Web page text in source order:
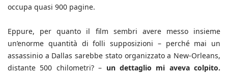
occupa quasi 900 pagine.
Eppure, per quanto il film sembri avere messo insieme
un’enorme quantità di folli supposizioni – perché mai un
assassinio a Dallas sarebbe stato organizzato a New-Orleans,
distante 500 chilometri? – un dettaglio mi aveva colpito.